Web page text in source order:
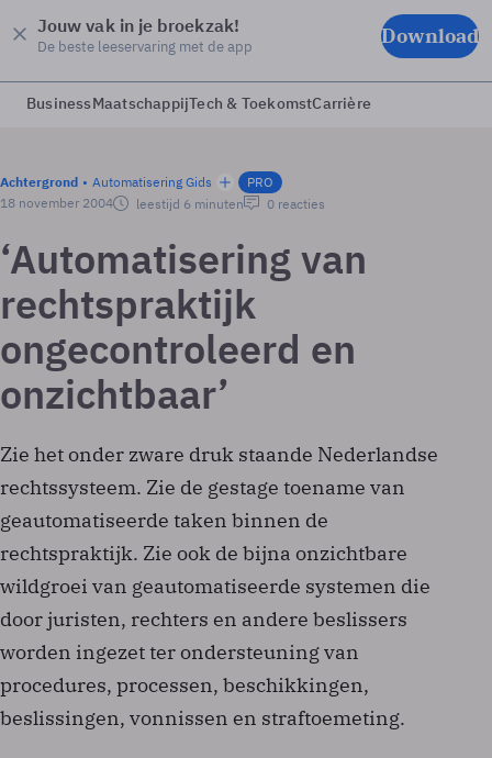
Jouw vak in je broekzak!
De beste leeservaring met de app Download
BusinessMaatschappijTech & ToekomstCarrière
Achtergrond Automatisering Gids
PRO
18 november 2004
leestijd 6 minuten 0 reacties
‘Automatisering van
rechtspraktijk
ongecontroleerd en
onzichtbaar’
Zie het onder zware druk staande Nederlandse
rechtssysteem. Zie de gestage toename van
geautomatiseerde taken binnen de
rechtspraktijk. Zie ook de bijna onzichtbare
wildgroei van geautomatiseerde systemen die
door juristen, rechters en andere beslissers
worden ingezet ter ondersteuning van
procedures, processen, beschikkingen,
beslissingen, vonnissen en straftoemeting.